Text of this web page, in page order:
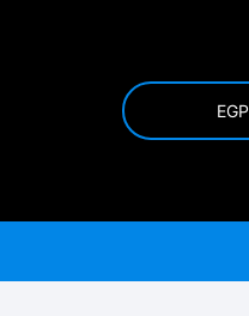
EGP